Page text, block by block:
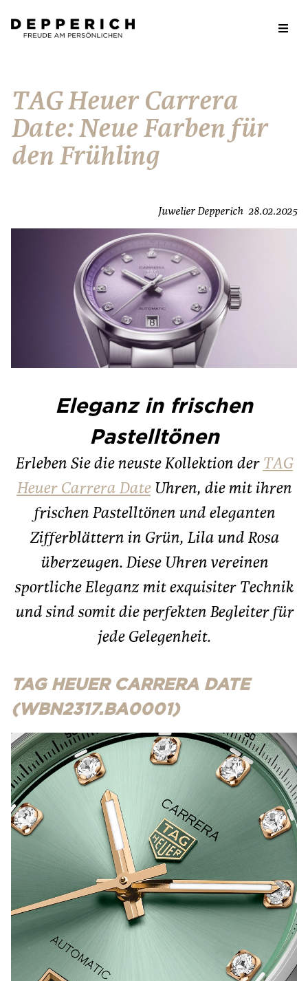
TAG Heuer Carrera
Date: Neue Farben für
den Frühling
Juwelier Depperich 28.02.2025
Eleganz in frischen
Pastelltönen
Erleben Sie die neuste Kollektion der TAG
Heuer Carrera DateUhren, die mit ihren
frischen Pastelltönen und eleganten
Zifferblättern in Grün, Lila und Rosa
überzeugen. Diese Uhren vereinen
sportliche Eleganz mit exquisiter Technik
und sind somit die perfekten Begleiter für
jede Gelegenheit.
TAG HEUER CARRERA DATE
(WBN2317.BA0001)